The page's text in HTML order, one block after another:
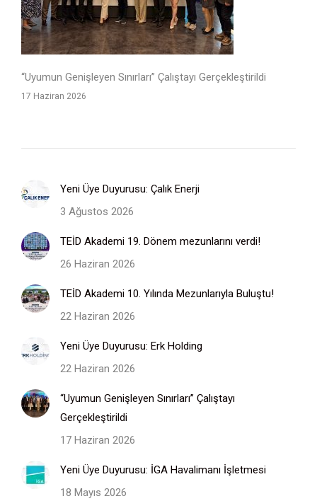
“Uyumun Genişleyen Sınırları” Çalıştayı Gerçekleştirildi
17 Haziran 2026
Yeni Üye Duyurusu: Çalık Enerji
3 Ağustos 2026
TEİD Akademi 19. Dönem mezunlarını verdi!
26 Haziran 2026
TEİD Akademi 10. Yılında Mezunlarıyla Buluştu!
22 Haziran 2026
Yeni Üye Duyurusu: Erk Holding
22 Haziran 2026
“Uyumun Genişleyen Sınırları” Çalıştayı
Gerçekleştirildi
17 Haziran 2026
Yeni Üye Duyurusu: İGA Havalimanı İşletmesi
18 Mayıs 2026